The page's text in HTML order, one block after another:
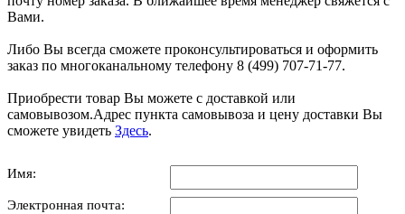
Вами.
Либо Вы всегда сможете проконсультироваться и оформить
заказ по многоканальному телефону 8 (499) 707-71-77.
Приобрести товар Вы можете с доставкой или
самовывозом.Адрес пункта самовывоза и цену доставки Вы
сможете увидеть Здесь.
Имя:
Электронная почта: